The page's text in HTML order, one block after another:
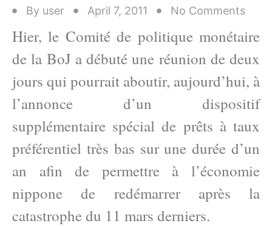
By user April 7, 2011 No Comments
Hier, le Comité de politique monétaire
de la BoJ a débuté une réunion de deux
jours qui pourrait aboutir, aujourd’hui, à
l’annonce d’un dispositif
supplémentaire spécial de prêts à taux
préférentiel très bas sur une durée d’un
an afin de permettre à l’économie
nippone de redémarrer après la
catastrophe du 11 mars derniers.